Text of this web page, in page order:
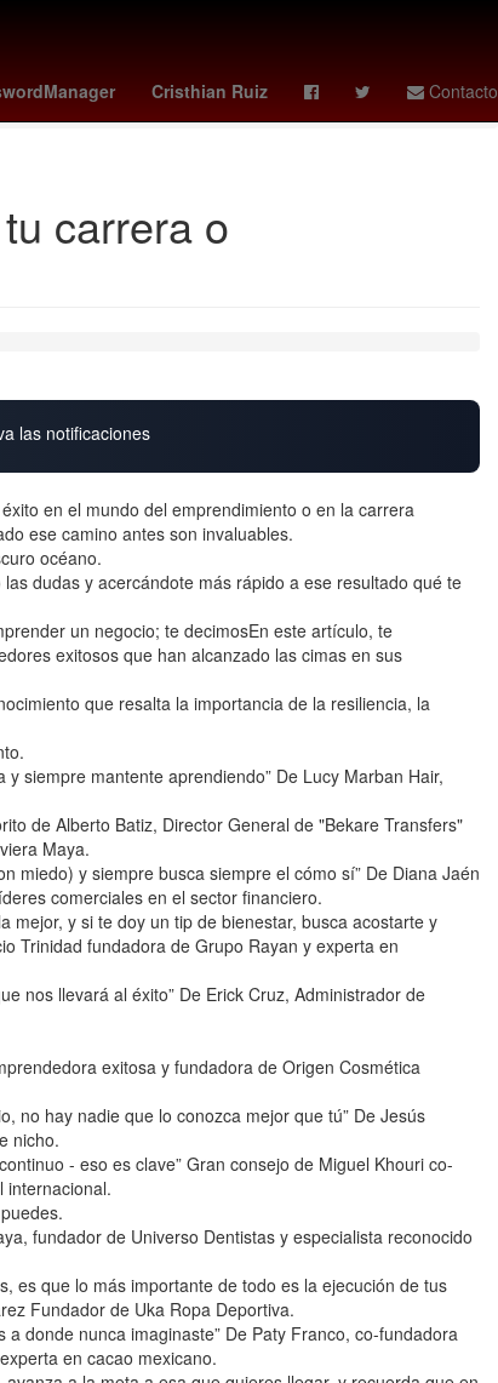
Cristhian Ruiz Contacto
vs athletic minecraft live
Eddie Nketiah
carrera o
las notificaciones
en el mundo del emprendimiento o en la carrera
ese camino antes son invaluables.
océano.
dudas y acercándote más rápido a ese resultado qué te
un negocio; te decimosEn este artículo, te
exitosos que han alcanzado las cimas en sus
que resalta la importancia de la resiliencia, la
y siempre mantente aprendiendo” De Lucy Marban Hair,
de Alberto Batiz, Director General de "Bekare Transfers"
Maya.
miedo) y siempre busca siempre el cómo sí” De Diana Jaén
comerciales en el sector financiero.
mejor, y si te doy un tip de bienestar, busca acostarte y
Trinidad fundadora de Grupo Rayan y experta en
nos llevará al éxito” De Erick Cruz, Administrador de
exitosa y fundadora de Origen Cosmética
no hay nadie que lo conozca mejor que tú” De Jesús
nicho.
- eso es clave” Gran consejo de Miguel Khouri co-
internacional.
fundador de Universo Dentistas y especialista reconocido
es que lo más importante de todo es la ejecución de tus
Fundador de Uka Ropa Deportiva.
donde nunca imaginaste” De Paty Franco, co-fundadora
en cacao mexicano.